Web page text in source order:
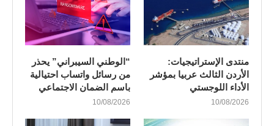
منتدى الإستراتيجيات:
الأردن الثالث عربيا بمؤشر
الأداء اللوجستي
10/08/2026
“الوطني السيبراني” يحذر
من رسائل واتساب احتيالية
باسم الضمان الاجتماعي
10/08/2026